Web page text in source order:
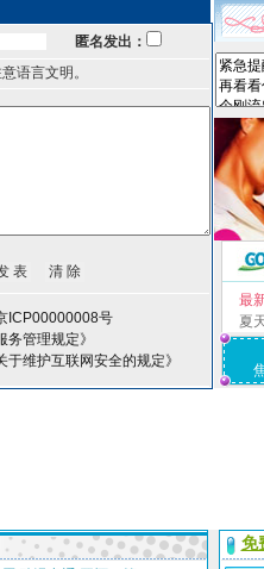
匿名发出：
语言文明。
ICP00000008号
管理规定》
维护互联网安全的规定》
最
夏